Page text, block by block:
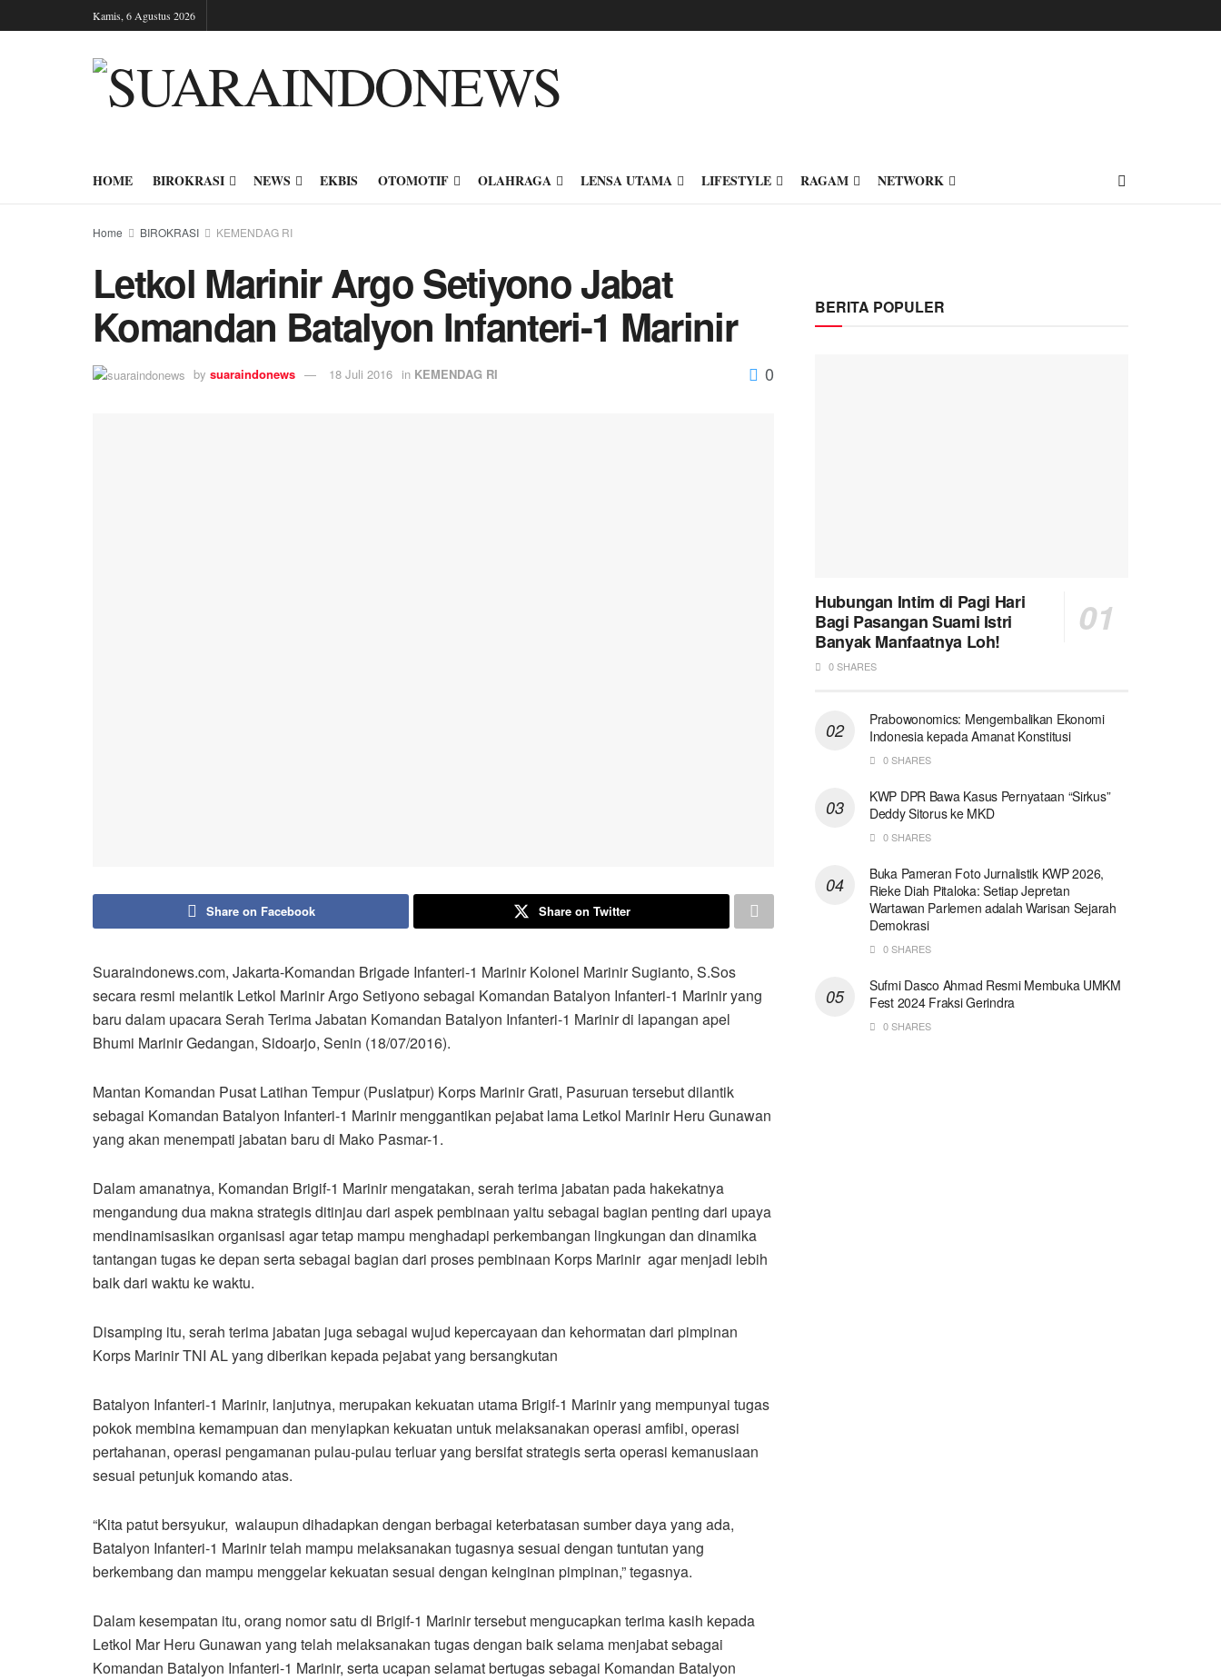
Kamis, 6 Agustus 2026
HOME BIROKRASI NEWS EKBIS OTOMOTIF OLAHRAGA LENSA UTAMA LIFESTYLE RAGAM NETWORK
Home BIROKRASI KEMENDAG RI
Letkol Marinir Argo Setiyono Jabat
Komandan Batalyon Infanteri-1 Marinir
by suaraindonews 18 Juli 2016 in KEMENDAG RI 0
Share on Facebook Share on Twitter
Suaraindonews.com, Jakarta-Komandan Brigade Infanteri-1 Marinir Kolonel Marinir Sugianto, S.Sos
secara resmi melantik Letkol Marinir Argo Setiyono sebagai Komandan Batalyon Infanteri-1 Marinir yang
baru dalam upacara Serah Terima Jabatan Komandan Batalyon Infanteri-1 Marinir di lapangan apel
Bhumi Marinir Gedangan, Sidoarjo, Senin (18/07/2016).
Mantan Komandan Pusat Latihan Tempur (Puslatpur) Korps Marinir Grati, Pasuruan tersebut dilantik
sebagai Komandan Batalyon Infanteri-1 Marinir menggantikan pejabat lama Letkol Marinir Heru Gunawan
yang akan menempati jabatan baru di Mako Pasmar-1.
Dalam amanatnya, Komandan Brigif-1 Marinir mengatakan, serah terima jabatan pada hakekatnya
mengandung dua makna strategis ditinjau dari aspek pembinaan yaitu sebagai bagian penting dari upaya
mendinamisasikan organisasi agar tetap mampu menghadapi perkembangan lingkungan dan dinamika
tantangan tugas ke depan serta sebagai bagian dari proses pembinaan Korps Marinir agar menjadi lebih
baik dari waktu ke waktu.
Disamping itu, serah terima jabatan juga sebagai wujud kepercayaan dan kehormatan dari pimpinan
Korps Marinir TNI AL yang diberikan kepada pejabat yang bersangkutan
Batalyon Infanteri-1 Marinir, lanjutnya, merupakan kekuatan utama Brigif-1 Marinir yang mempunyai tugas
pokok membina kemampuan dan menyiapkan kekuatan untuk melaksanakan operasi amfibi, operasi
pertahanan, operasi pengamanan pulau-pulau terluar yang bersifat strategis serta operasi kemanusiaan
sesuai petunjuk komando atas.
“Kita patut bersyukur, walaupun dihadapkan dengan berbagai keterbatasan sumber daya yang ada,
Batalyon Infanteri-1 Marinir telah mampu melaksanakan tugasnya sesuai dengan tuntutan yang
berkembang dan mampu menggelar kekuatan sesuai dengan keinginan pimpinan,” tegasnya.
Dalam kesempatan itu, orang nomor satu di Brigif-1 Marinir tersebut mengucapkan terima kasih kepada
Letkol Mar Heru Gunawan yang telah melaksanakan tugas dengan baik selama menjabat sebagai
Komandan Batalyon Infanteri-1 Marinir, serta ucapan selamat bertugas sebagai Komandan Batalyon
BERITA POPULER
Hubungan Intim di Pagi Hari
Bagi Pasangan Suami Istri
Banyak Manfaatnya Loh!
0 SHARES
Prabowonomics: Mengembalikan Ekonomi
Indonesia kepada Amanat Konstitusi
0 SHARES
KWP DPR Bawa Kasus Pernyataan “Sirkus”
Deddy Sitorus ke MKD
0 SHARES
Buka Pameran Foto Jurnalistik KWP 2026,
Rieke Diah Pitaloka: Setiap Jepretan
Wartawan Parlemen adalah Warisan Sejarah
Demokrasi
0 SHARES
Sufmi Dasco Ahmad Resmi Membuka UMKM
Fest 2024 Fraksi Gerindra
0 SHARES